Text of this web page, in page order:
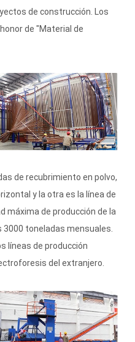
de construcción. Los
de "Material de
de recubrimiento en polvo,
y la otra es la línea de
máxima de producción de la
3000 toneladas mensuales.
líneas de producción
del extranjero.